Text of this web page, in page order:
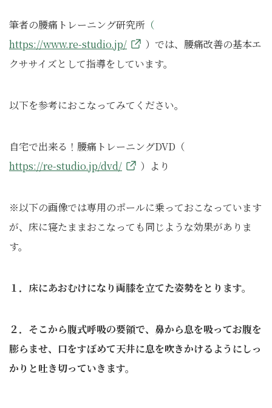
筆者の腰痛トレーニング研究所 （
https://www.re-studio.jp/
）では、腰痛改善の基本エ
クササイズとして指導をしています。
以下を参考におこなってみてください。
自宅で出来る！腰痛トレーニングDVD（
https://re-studio.jp/dvd/
）より
※以下の画像では専用のポールに乗っておこなっています
が、床に寝たままおこなっても同じような効果がありま
す。
１．床にあおむけになり両膝を立てた姿勢をとります。
２．そこから腹式呼吸の要領で、鼻から息を吸ってお腹を
膨らませ、口をすぼめて天井に息を吹きかけるようにしっ
かりと吐き切っていきます。